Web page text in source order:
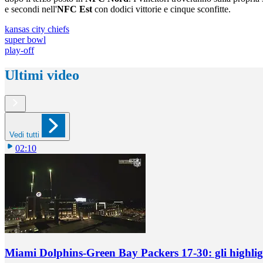
e secondi nell'NFC Est con dodici vittorie e cinque sconfitte.
kansas city chiefs
super bowl
play-off
Ultimi video
Vedi tutti
02:10
Miami Dolphins-Green Bay Packers 17-30: gli